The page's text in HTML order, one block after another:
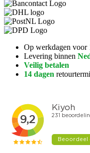
Op werkdagen voor
Levering binnen
Veilig betalen
14 dagen